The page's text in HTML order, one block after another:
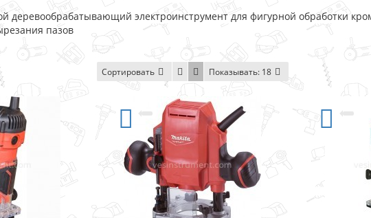
деревообрабатывающий электроинструмент для фигурной обработки
пазов
Сортировать Показывать: 18